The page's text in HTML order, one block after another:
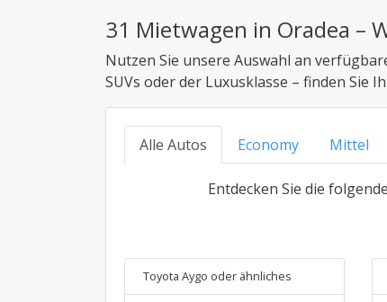
31 Mietwagen in Oradea –
Nutzen Sie unsere Auswahl an
SUVs oder der Luxusklasse – finden Sie
Alle Autos Economy Mittel
Entdecken Sie die
Toyota Aygo oder ähnliches